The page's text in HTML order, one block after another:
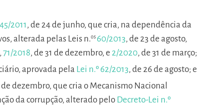
2011, de 24 de junho, que cria, na dependência da
alterada pelas Leis n.os 60/2013, de 23 de agosto,
71/2018, de 31 de dezembro, e 2/2020, de 31 de março;
aprovada pela Lei n.º 62/2013, de 26 de agosto; e
de dezembro, que cria o Mecanismo Nacional
da corrupção, alterado pelo Decreto-Lei n.º